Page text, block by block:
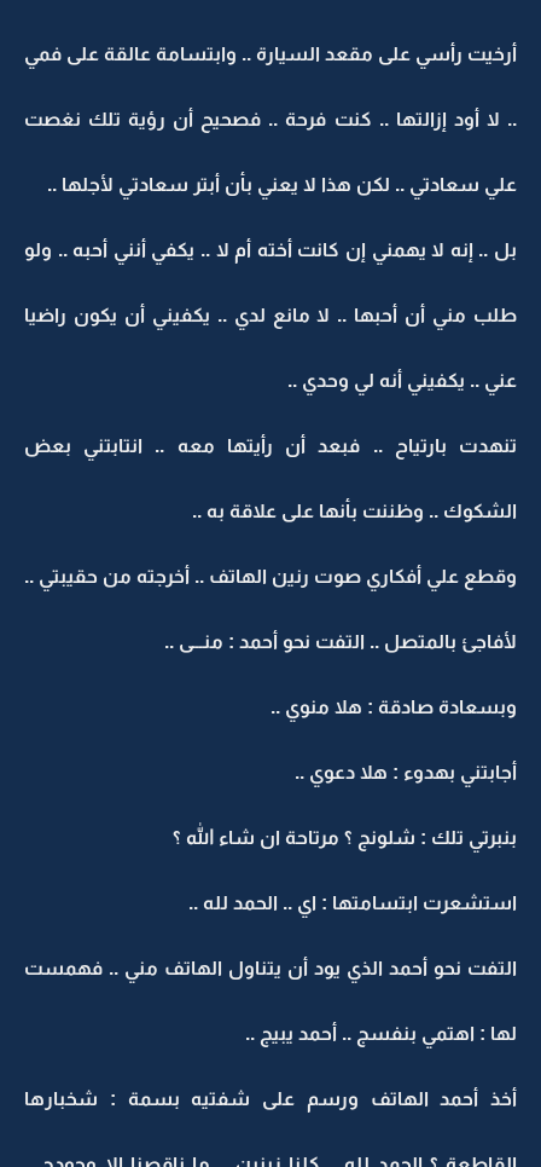
أرخيت رأسي على مقعد السيارة .. وابتسامة عالقة على فمي
.. لا أود إزالتها .. كنت فرحة .. فصحيح أن رؤية تلك نغصت
علي سعادتي .. لكن هذا لا يعني بأن أبتر سعادتي لأجلها ..
بل .. إنه لا يهمني إن كانت أخته أم لا .. يكفي أنني أحبه .. ولو
طلب مني أن أحبها .. لا مانع لدي .. يكفيني أن يكون راضيا
عني .. يكفيني أنه لي وحدي ..
تنهدت بارتياح .. فبعد أن رأيتها معه .. انتابتني بعض
الشكوك .. وظننت بأنها على علاقة به ..
وقطع علي أفكاري صوت رنين الهاتف .. أخرجته من حقيبتي ..
لأفاجئ بالمتصل .. التفت نحو أحمد : منـــى ..
وبسعادة صادقة : هلا منوي ..
أجابتني بهدوء : هلا دعوي ..
بنبرتي تلك : شلونج ؟ مرتاحة ان شاء الله ؟
استشعرت ابتسامتها : اي .. الحمد لله ..
التفت نحو أحمد الذي يود أن يتناول الهاتف مني .. فهمست
لها : اهتمي بنفسج .. أحمد يبيج ..
أخذ أحمد الهاتف ورسم على شفتيه بسمة : شخبارها